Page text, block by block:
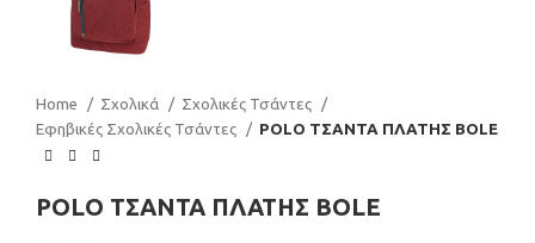
Home Σχολικά
Σχολικές Τσάντες
Εφηβικές Σχολικές Τσάντες
POLO ΤΣΑΝΤΑ ΠΛΑΤΗΣ BOLE
POLO ΤΣΑΝΤΑ ΠΛΑΤΗΣ BOLE